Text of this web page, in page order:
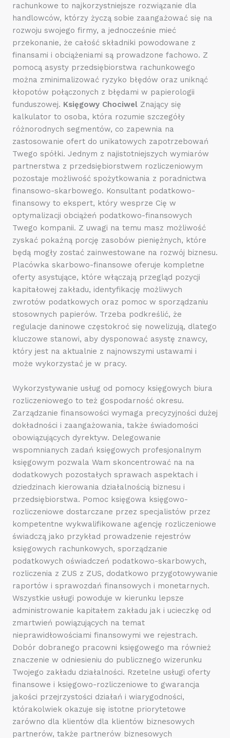
rachunkowe to najkorzystniejsze rozwiązanie dla
handlowców, którzy życzą sobie zaangażować się na
rozwoju swojego firmy, a jednocześnie mieć
przekonanie, że całość składniki powodowane z
finansami i obciążeniami są prowadzone fachowo. Z
pomocą asysty przedsiębiorstwa rachunkowego
można zminimalizować ryzyko błędów oraz uniknąć
kłopotów połączonych z błędami w papierologii
funduszowej. Księgowy Chociwel Znający się
kalkulator to osoba, która rozumie szczegóły
różnorodnych segmentów, co zapewnia na
zastosowanie ofert do unikatowych zapotrzebowań
Twego spółki. Jednym z najistotniejszych wymiarów
partnerstwa z przedsiębiorstwem rozliczeniowym
pozostaje możliwość spożytkowania z poradnictwa
finansowo-skarbowego. Konsultant podatkowo-
finansowy to ekspert, który wesprze Cię w
optymalizacji obciążeń podatkowo-finansowych
Twego kompanii. Z uwagi na temu masz możliwość
zyskać pokaźną porcję zasobów pieniężnych, które
będą mogły zostać zainwestowane na rozwój biznesu.
Placówka skarbowo-finansowe oferuje kompletne
oferty asystujące, które włączają przegląd pozycji
kapitałowej zakładu, identyfikację możliwych
zwrotów podatkowych oraz pomoc w sporządzaniu
stosownych papierów. Trzeba podkreślić, że
regulacje daninowe częstokroć się nowelizują, dlatego
kluczowe stanowi, aby dysponować asystę znawcy,
który jest na aktualnie z najnowszymi ustawami i
może wykorzystać je w pracy.
Wykorzystywanie usług od pomocy księgowych biura
rozliczeniowego to też gospodarność okresu.
Zarządzanie finansowości wymaga precyzyjności dużej
dokładności i zaangażowania, także świadomości
obowiązujących dyrektyw. Delegowanie
wspomnianych zadań księgowych profesjonalnym
księgowym pozwala Wam skoncentrować na na
dodatkowych pozostałych sprawach aspektach i
dziedzinach kierowania działalnością biznesu i
przedsiębiorstwa. Pomoc księgowa księgowo-
rozliczeniowe dostarczane przez specjalistów przez
kompetentne wykwalifikowane agencję rozliczeniowe
świadczą jako przykład prowadzenie rejestrów
księgowych rachunkowych, sporządzanie
podatkowych oświadczeń podatkowo-skarbowych,
rozliczenia z ZUS z ZUS, dodatkowo przygotowywanie
raportów i sprawozdań finansowych i monetarnych.
Wszystkie usługi powoduje w kierunku lepsze
administrowanie kapitałem zakładu jak i ucieczkę od
zmartwień powiązujących na temat
nieprawidłowościami finansowymi we rejestrach.
Dobór dobranego pracowni księgowego ma również
znaczenie w odniesieniu do publicznego wizerunku
Twojego zakładu działalności. Rzetelne usługi oferty
finansowe i księgowo-rozliczeniowe to gwarancja
jakości przejrzystości działań i wiarygodności,
którakolwiek okazuje się istotne priorytetowe
zarówno dla klientów dla klientów biznesowych
partnerów, także partnerów biznesowych